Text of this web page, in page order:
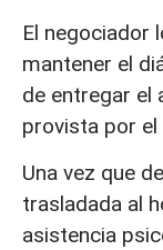
El negociador
mantener el
de entregar el
provista por el
Una vez que
trasladada al
asistencia